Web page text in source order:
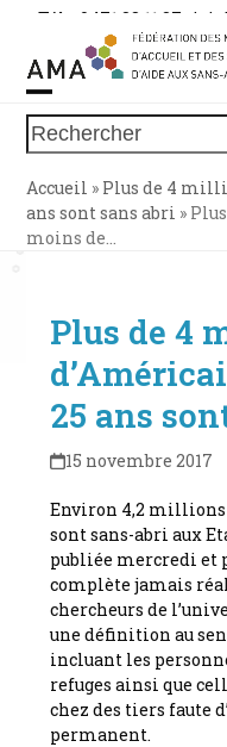
Skip
content
Tél. : 0471 38 11 37 | |
Rechercher
Open
mobile
menu
Close
mobile
menu
Accueil » Plus de 4
ans sont sans abri »
moins de…
Plus de 4
25 ans
15 novembre 2017
Environ 4,2 millions
sont sans-abri aux
publiée mercredi et
complète jamais
chercheurs de
une définition au
incluant les
refuges ainsi que
chez des tiers faute
permanent.